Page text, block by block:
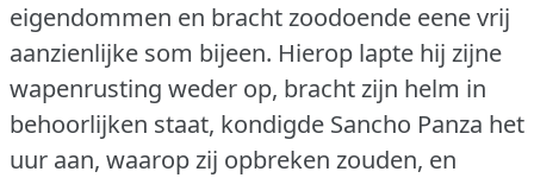
eigendommen en bracht zoodoende eene vrij
aanzienlijke som bijeen. Hierop lapte hij zijne
wapenrusting weder op, bracht zijn helm in
behoorlijken staat, kondigde Sancho Panza het
uur aan, waarop zij opbreken zouden, en